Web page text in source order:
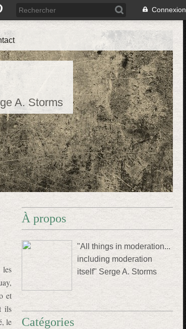
Connexion
A. Storms
et
ils
le
À propos
"All things in moderation...
including moderation
itself" Serge A. Storms
Catégories